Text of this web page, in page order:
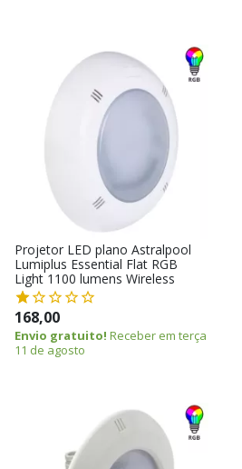
Projetor LED plano Astralpool
Lumiplus Essential Flat RGB
Light 1100 lumens Wireless
168,00
Envio gratuito! Receber em terça
11 de agosto